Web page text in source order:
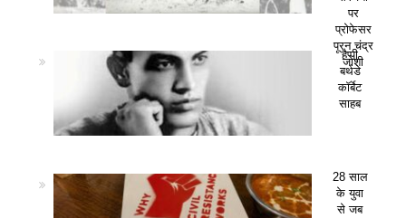
पर
प्रोफेसर
पूरन चंद्र
जोशी
हैप्पी
बर्थडे
कॉर्बेट
साहब
28 साल
के युवा
से जब